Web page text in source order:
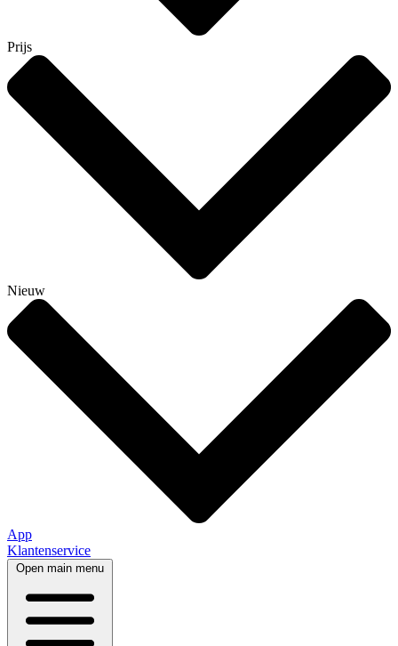
Prijs
Nieuw
App
Klantenservice
Open main menu